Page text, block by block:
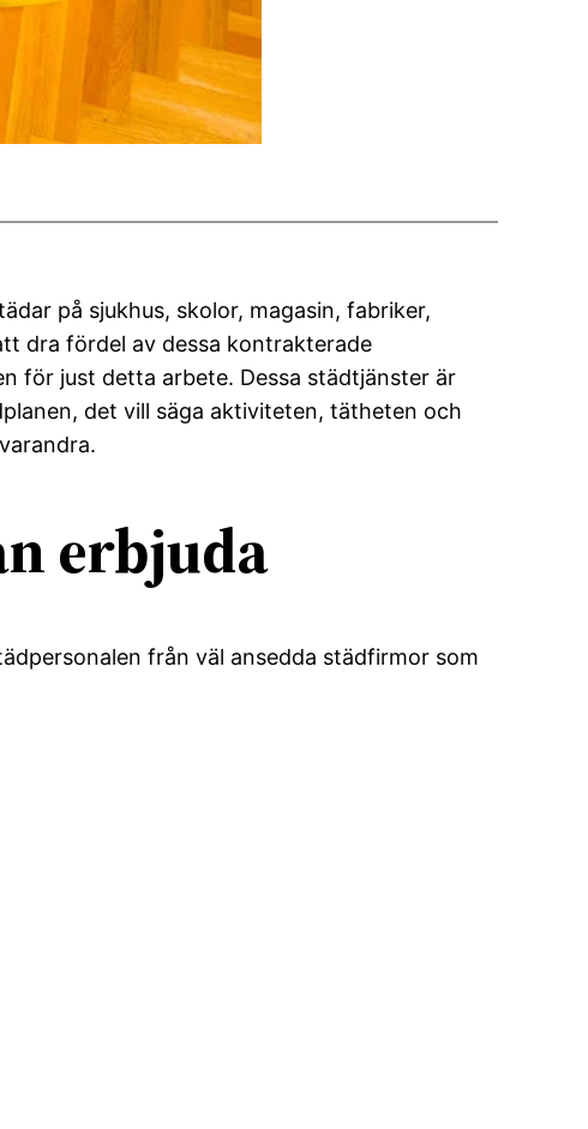
på sjukhus, skolor, magasin, fabriker,
dra fördel av dessa kontrakterade
för just detta arbete. Dessa städtjänster är
det vill säga aktiviteten, tätheten och
erbjuda
från väl ansedda städfirmor som